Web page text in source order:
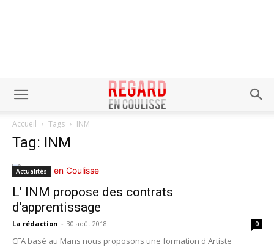
Accueil Tags INM
Tag: INM
Actualités
L' INM propose des contrats
d'apprentissage
La rédaction - 30 août 2018 0
CFA basé au Mans nous proposons une formation d'Artiste